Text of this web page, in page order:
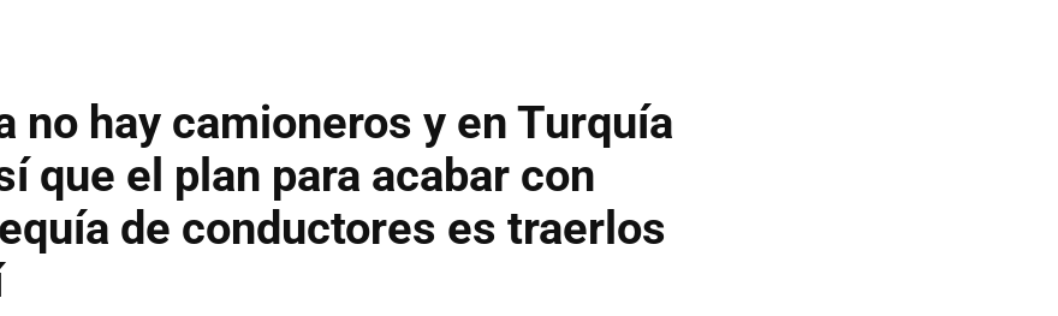
no hay camioneros y en Turquía
que el plan para acabar con
de conductores es traerlos